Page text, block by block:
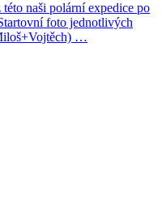
naši polární expedice po
foto jednotlivých
…